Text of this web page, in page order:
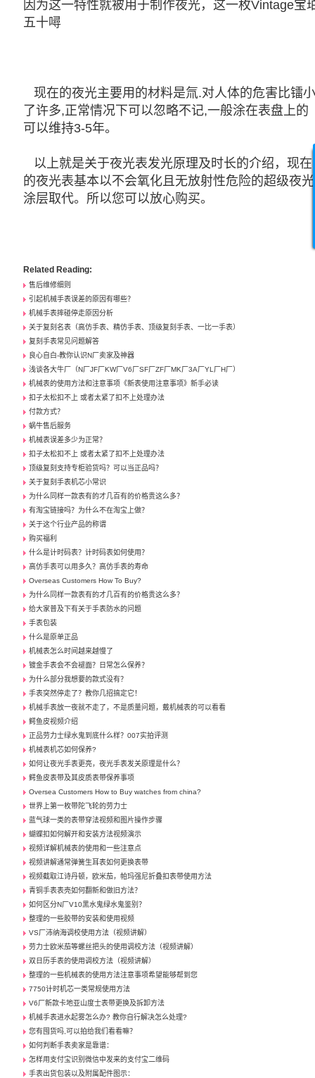
因为这一特性就被用于制作夜光，这一枚Vintage宝
五十噚
现在的夜光主要用的材料是氚.对人体的危害比镭
了许多,正常情况下可以忽略不记,一般涂在表盘上的
可以维持3-5年。
以上就是关于夜光表发光原理及时长的介绍，现在
的夜光表基本以不会氧化且无放射性危险的超级夜光
涂层取代。所以您可以放心购买。
Related Reading:
售后维修细则
引起机械手表误差的原因有哪些？
机械手表摔碰停走原因分析
关于复刻名表（高仿手表、精仿手表、顶级复刻手表、一比一手表）
复刻手表常见问题解答
良心自白-教你认识N厂卖家及神器
浅谈各大牛厂（N厂JF厂KW厂V6厂SF厂ZF厂MK厂3A厂YL厂H厂）
机械表的使用方法和注意事项《新表使用注意事项》新手必读
扣子太松扣不上 或者太紧了扣不上处理办法
付款方式？
蜗牛售后服务
机械表误差多少为正常？
扣子太松扣不上 或者太紧了扣不上处理办法
顶级复刻支持专柜验货吗？可以当正品吗？
关于复刻手表机芯小常识
为什么同样一款表有的才几百有的价格贵这么多？
有淘宝链接吗？为什么不在淘宝上做？
关于这个行业产品的称谓
购买福利
什么是计时码表？计时码表如何使用？
高仿手表可以用多久？高仿手表的寿命
Overseas Customers How To Buy?
为什么同样一款表有的才几百有的价格贵这么多？
给大家普及下有关于手表防水的问题
手表包装
什么是原单正品
机械表怎么时间越来越慢了
镀金手表会不会褪面？日常怎么保养？
为什么部分我想要的款式没有？
手表突然停走了？教你几招搞定它！
机械手表放一夜就不走了，不是质量问题，戴机械表的可以看看
鳄鱼皮视频介绍
正品劳力士绿水鬼到底什么样？007实拍评测
机械表机芯如何保养?
如何让夜光手表更亮，夜光手表发关原理是什么？
鳄鱼皮表带及其皮质表带保养事项
Oversea Customers How to Buy watches from china?
世界上第一枚带陀飞轮的劳力士
蓝气球一类的表带穿法视频和图片操作步骤
蝴蝶扣如何解开和安装方法视频演示
视频详解机械表的使用和一些注意点
视频讲解通常弹簧生耳表如何更换表带
视频截取江诗丹顿，欧米茄，帕玛强尼折叠扣表带使用方法
青铜手表表壳如何翻新和做旧方法？
如何区分N厂V10黑水鬼绿水鬼鉴别？
整理的一些胶带的安装和使用视频
VS厂沛纳海调校使用方法（视频讲解）
劳力士欧米茄等螺丝把头的使用调校方法（视频讲解）
双日历手表的使用调校方法（视频讲解）
整理的一些机械表的使用方法注意事项希望能够帮到您
7750计时机芯一类常规使用方法
V6厂新款卡地亚山度士表带更换及拆卸方法
机械手表进水起雾怎么办? 教你自行解决怎么处理?
您有囤货吗,可以拍给我们看看嘛？
如何判断手表卖家是靠谱：
怎样用支付宝识别微信中发来的支付宝二维码
手表出货包装以及附属配件图示：